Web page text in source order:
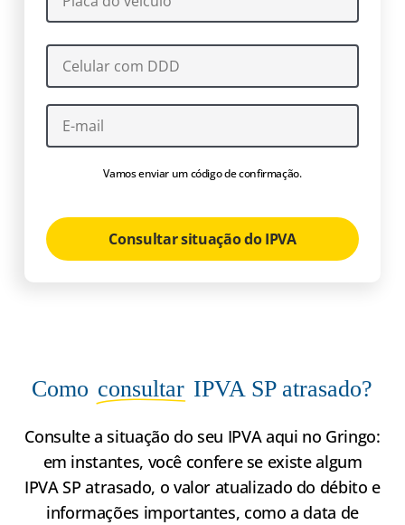
Vamos enviar um código de confirmação.
Consultar situação do IPVA
Como consultar IPVA SP atrasado?
Consulte a situação do seu IPVA aqui no Gringo:
em instantes, você confere se existe algum
IPVA SP atrasado, o valor atualizado do débito e
informações importantes, como a data de